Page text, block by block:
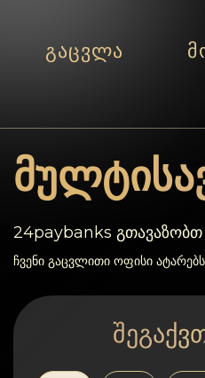
რეზერვები
წესები
AML/CFT
გაცვლა
24paybanks
ჩვენი გაცვლითი ოფისი